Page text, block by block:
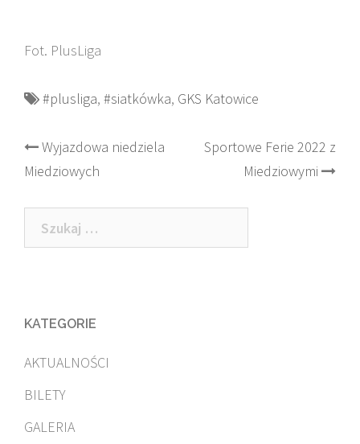
Fot. PlusLiga
#plusliga, #siatkówka, GKS Katowice
Post
navigation
Wyjazdowa niedziela
Miedziowych
Sportowe Ferie 2022 z
Miedziowymi
Szukaj:
KATEGORIE
AKTUALNOŚCI
BILETY
GALERIA